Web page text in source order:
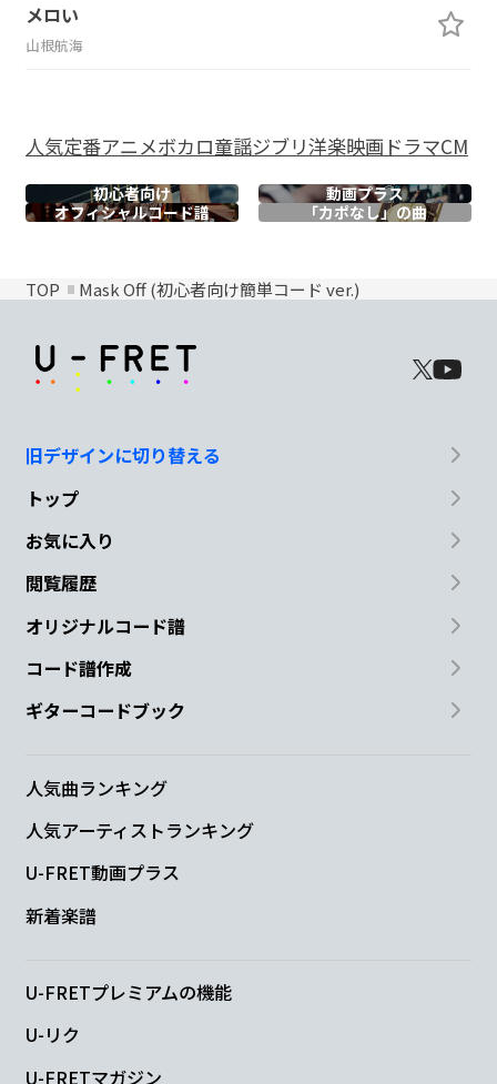
メロい
山根航海
人気定番アニメボカロ童謡ジブリ洋楽映画ドラマCM
初心者向け
動画プラス
オフィシャルコード譜 「カポなし」の曲
TOP Mask Off (初心者向け簡単コード ver.)
旧デザインに切り替える
トップ
お気に入り
閲覧履歴
オリジナルコード譜
コード譜作成
ギターコードブック
人気曲ランキング
人気アーティストランキング
U-FRET動画プラス
新着楽譜
U-FRETプレミアムの機能
U-リク
U-FRETマガジン